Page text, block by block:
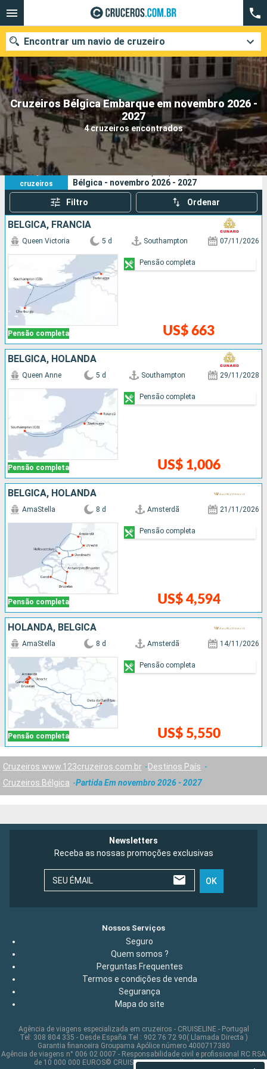
Cruzeiros Bélgica Embarque em novembro 2026 -
2027
4 cruzeiros encontrados
Encontrar um navio de cruzeiro
Quando ir?
Data de partida
Cidades Companhias
Pesquisar
4
cruzeiros
Bélgica - novembro 2026 - 2027
Filtro Ordenar
BÉLGICA, FRANCIA
Pensão completa
Queen Victoria 5 d Southampton 07/11/2026
US$ 663
Pensão completa
BÉLGICA, HOLANDA
Pensão completa
Queen Anne 5 d Southampton 29/11/2028
US$ 1,006
Pensão completa
BÉLGICA, HOLANDA
Pensão completa
AmaStella 8 d Amsterdã 21/11/2026
US$ 4,594
Pensão completa
HOLANDA, BÉLGICA
Pensão completa
AmaStella 8 d Amsterdã 14/11/2026
US$ 5,550
Pensão completa
Cruzeiros www.123cruzeiros.com.br
Destinos País
Cruzeiros Bélgica
Partida Em novembro 2026 - 2027
Newsletters
Receba as nossas promoções exclusivas
SEU ÉMAIL OK
Nossos Serviços
Seguro
Quem somos ?
Perguntas Frequentes
Termos e condições de venda
Segurança
Mapa do site
Agência de viagens especializada em cruzeiros - CRUISELINE - Portugal
Tel: 308 804 335 - Desde España Tel : 902 76 72 90( Llamada Directa )
Garantia financeira Groupama Apólice número 4000717380
Agência de viagens n° 006 02 0007 - Responsabilidade civil e profissional RC RSA
de 10 000 000 EUROS© CRUISELINE 2026 - all rights reserved